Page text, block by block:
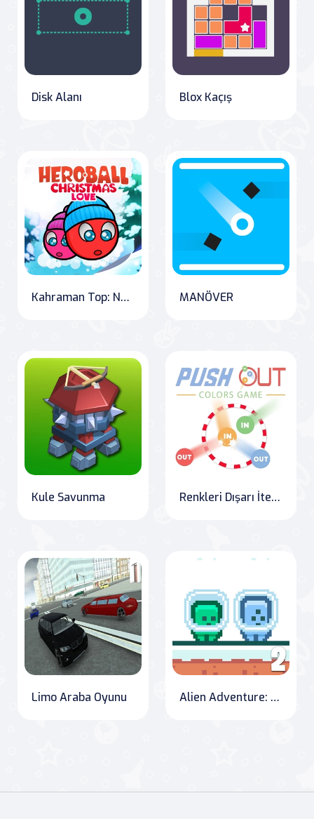
Disk Alanı Blox Kaçış
Kahraman Top: Noel Aşkı MANÖVER
Kule Savunma Renkleri Dışarı İte Oyunu
Limo Araba Oyunu Alien Adventure: Green and Blue Cuteman 2